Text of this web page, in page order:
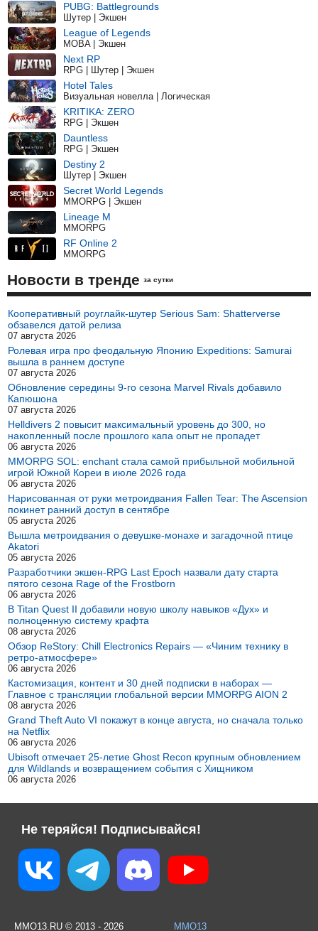
PUBG: Battlegrounds
Шутер | Экшен
League of Legends
MOBA | Экшен
Next RP
RPG | Шутер | Экшен
Hotel Tales
Визуальная новелла | Логическая
KRITIKA: ZERO
RPG | Экшен
Dauntless
RPG | Экшен
Destiny 2
Шутер | Экшен
Secret World Legends
MMORPG | Экшен
Lineage M
MMORPG
RF Online 2
MMORPG
Новости в тренде за сутки
Кооперативный роуглайк-шутер Serious Sam: Shatterverse
обзавелся датой релиза
07 августа 2026
Ролевая игра про феодальную Японию Expeditions: Samurai
вышла в раннем доступе
07 августа 2026
Обновление середины 9-го сезона Marvel Rivals добавило
Капюшона
07 августа 2026
Helldivers 2 повысит максимальный уровень до 300, но
накопленный после прошлого капа опыт не пропадет
06 августа 2026
MMORPG SOL: enchant стала самой прибыльной мобильной
игрой Южной Кореи в июле 2026 года
06 августа 2026
Нарисованная от руки метроидвания Fallen Tear: The Ascension
покинет ранний доступ в сентябре
05 августа 2026
Вышла метроидвания о девушке-монахе и загадочной птице
Akatori
05 августа 2026
Разработчики экшен-RPG Last Epoch назвали дату старта
пятого сезона Rage of the Frostborn
06 августа 2026
В Titan Quest II добавили новую школу навыков «Дух» и
полноценную систему крафта
08 августа 2026
Обзор ReStory: Chill Electronics Repairs — «Чиним технику в
ретро-атмосфере»
06 августа 2026
Кастомизация, контент и 30 дней подписки в наборах —
Главное с трансляции глобальной версии MMORPG AION 2
08 августа 2026
Grand Theft Auto VI покажут в конце августа, но сначала только
на Netflix
06 августа 2026
Ubisoft отмечает 25-летие Ghost Recon крупным обновлением
для Wildlands и возвращением события с Хищником
06 августа 2026
Не теряйся! Подписывайся!
MMO13.RU © 2013 - 2026 MMO13